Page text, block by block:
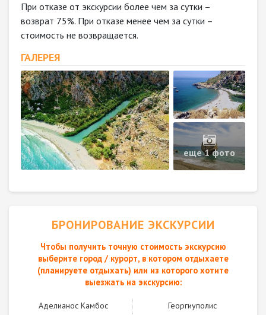
При отказе от экскурсии более чем за сутки –
возврат 75%. При отказе менее чем за сутки –
стоимость не возвращается.
ГАЛЕРЕЯ
еще 1 фото
БРОНИРОВАНИЕ ЭКСКУРСИИ
Чтобы получить точную стоимость экскурсию
выберите город / курорт, в котором отдыхаете
(планируете отдыхать) или из которого хотите
выезжать на экскурсию:
Аделианос Камбос
Георгиуполис